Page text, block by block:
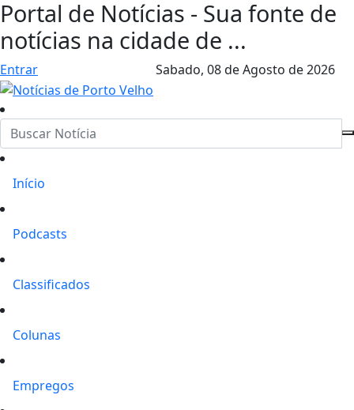
Portal de Notícias - Sua fonte de
notícias na cidade de ...
Entrar Sabado, 08 de Agosto de 2026
Início
Podcasts
Classificados
Colunas
Empregos